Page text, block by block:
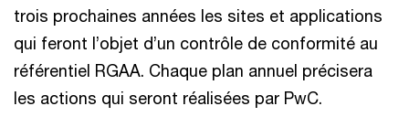
trois prochaines années les sites et applications
qui feront l’objet d’un contrôle de conformité au
référentiel RGAA. Chaque plan annuel précisera
les actions qui seront réalisées par PwC.